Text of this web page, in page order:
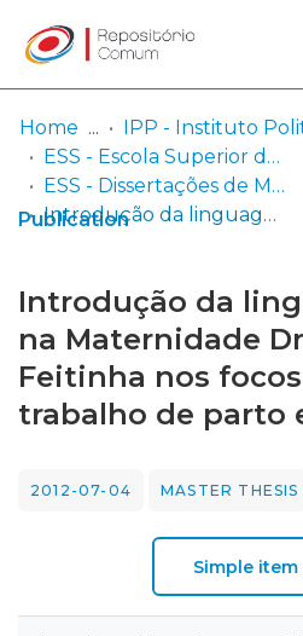
Communities
& Collections
Statistics
Log
In
(current)
Home
ESS - Escola Superior de Saúde
ESS - Dissertações de Mestrado
Introdução da linguagem CIPE na Maternidade Dr. Francisco Feitinha nos focos gravidez, trabalho de parto e parto
Publication
Introdução da
na Maternidade
Feitinha nos
trabalho de parto
2012-07-04 MASTER THESIS
Simple item